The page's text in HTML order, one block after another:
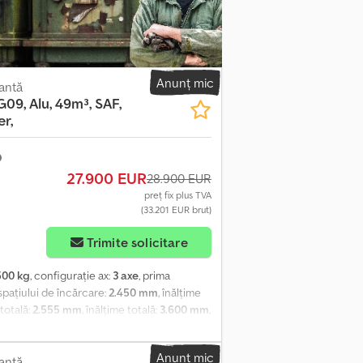
livrare și plată. Cu plăcere vă putem
contactați!
Anunț mic
Alu, 49m³, SAF,
27.900 EUR28.900 EUR
preț fix plus TVA
(33.201 EUR brut)
Trimite solicitare
kg, configurație ax: 3 axe, prima
de încărcare:2.450 mm, înălțime
2.555 mm, înălțime totală: 3.600 mm,
închidere automată-mecanică cu 4
manometru pentru sarcină, ABS,
Anunț mic